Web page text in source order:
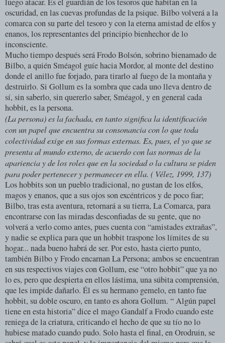
oscuridad, en las cuevas profundas de la psique. Bilbo volverá a la
comarca con su parte del tesoro y con la eterna amistad de elfos y
enanos, los representantes del principio bienhechor de lo
inconsciente.
Mucho tiempo después será Frodo Bolsón, sobrino bienamado de
Bilbo, a quién Sméagol guíe hacia Mordor, al monte del destino
donde el anillo fue forjado, para tirarlo al fuego de la montaña y
destruirlo. Si Gollum es la sombra que cada uno lleva dentro de
sí, sin saberlo, sin quererlo saber, Sméagol, y en general cada
hobbit, es la persona.
(La persona) es la fachada, en tanto significa la identificación
con un papel que encuentra su consonancia con lo que toda
colectividad exige en sus formas externas. Es, pues, el yo que se
presenta al mundo externo, de acuerdo con las normas de la
apariencia y de los roles que en la sociedad o la cultura se piden
para poder pertenecer y permanecer en ella. ( Vélez, 1999, 137)
Los hobbits son un pueblo tradicional, no gustan de los elfos,
magos y enanos, que a sus ojos son excéntricos y de poco fiar;
Bilbo, tras esta aventura, retornará a su tierra, La Comarca, para
encontrarse con las miradas desconfiadas de su gente, que no
volverá a verlo como antes, pues cuenta con “amistades extrañas”,
y nadie se explica para que un hobbit traspone los límites de su
hogar... nada bueno habrá de ser. Por esto, hasta cierto punto,
también Bilbo y Frodo encarnan La Persona; ambos se encuentran
en sus respectivos viajes con Gollum, ese “otro hobbit” que ya no
lo es, pero que despierta en ellos lástima, una súbita comprensión,
que les impide dañarlo. Él es su hermano gemelo, en tanto fue
hobbit, su doble oscuro, en tanto es ahora Gollum. “ Algún papel
tiene en esta historia” dice el mago Gandalf a Frodo cuando este
reniega de la criatura, criticando el hecho de que su tío no lo
hubiese matado cuando pudo. Solo hasta el final, en Orodruin, se